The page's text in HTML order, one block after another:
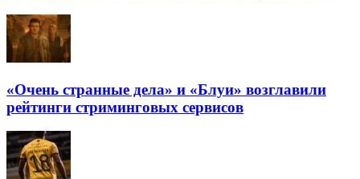
«Очень странные дела» и «Блуи» возглавили
рейтинги стриминговых сервисов